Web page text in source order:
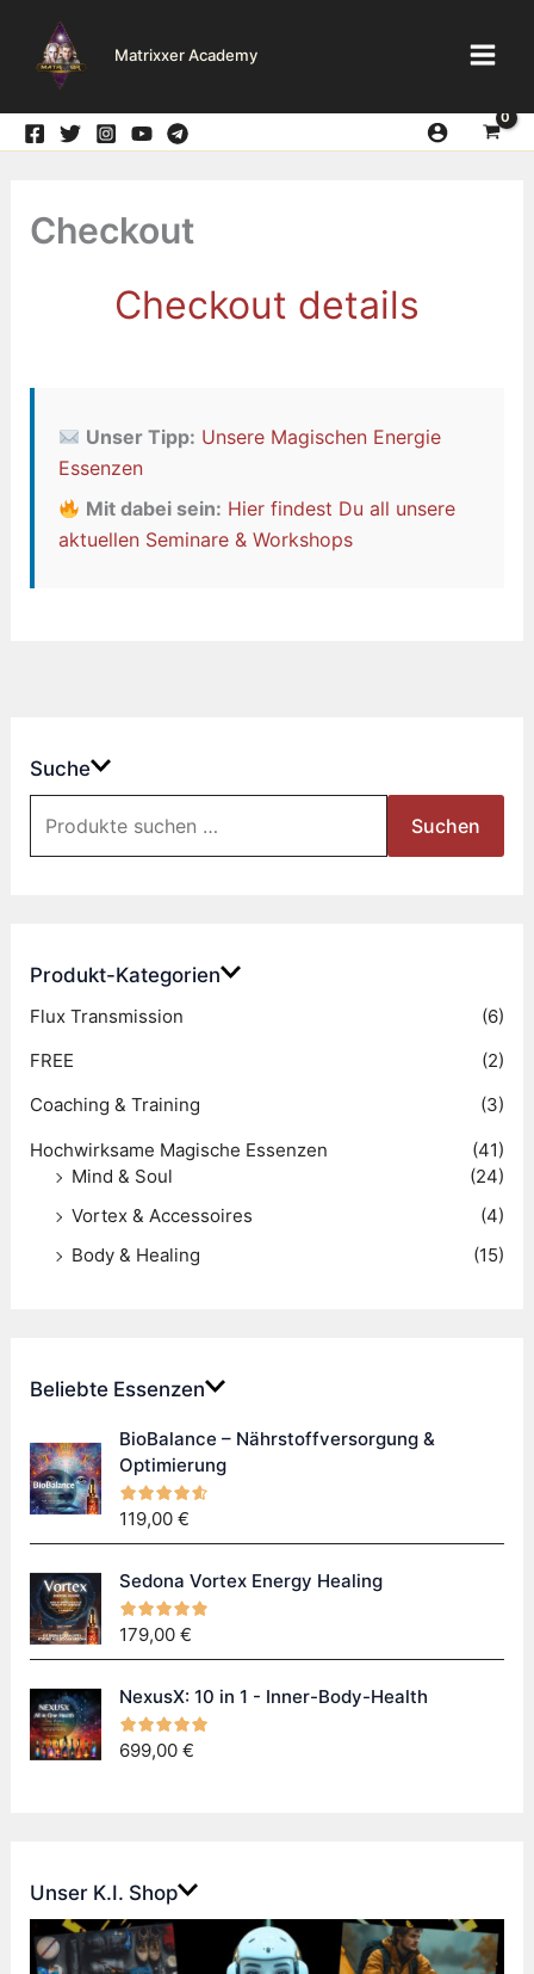
Inhalt
springen
Matrixxer Academy
Checkout
Checkout details
Unser Tipp: Unsere Magischen Energie
Essenzen
Mit dabei sein: Hier findest Du all unsere
aktuellen Seminare & Workshops
Suche
n
n
a
c
Suchen
Produkt-Kategorien
Flux Transmission
(6)
FREE
(2)
Coaching & Training
(3)
Hochwirksame Magische Essenzen
(41)
Mind & Soul
(24)
Vortex & Accessoires
(4)
Body & Healing
(15)
Beliebte Essenzen
BioBalance – Nährstoffversorgung &
Optimierung
119,00 €
Sedona Vortex Energy Healing
179,00 €
NexusX: 10 in 1 - Inner-Body-Health
699,00 €
Unser K.I. Shop